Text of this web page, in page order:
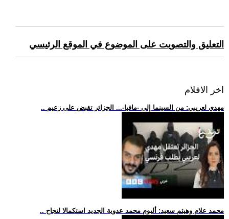
التعليق والتصويت على الموضوع في الموقع الرئيسي
اخر الافلام
.. مهدي لعريبي: من السينما إلى -مافيا-... الجزائر تقبض على زعيم
.. محمد علام وهيثم سعيد: ألبوم محمد عدوية الجديد استكمالا لنجاح